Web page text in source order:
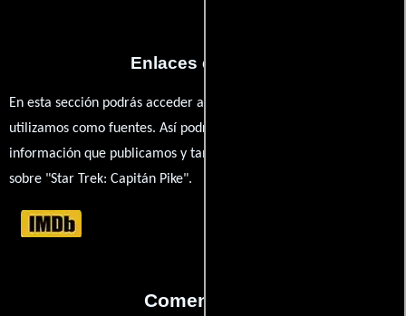
Enlaces externos
En esta sección podrás acceder a los recursos externos que
utilizamos como fuentes. Así podrás chequear toda la
información que publicamos y también ampliar tu conocimiento
sobre "Star Trek: Capitán Pike".
Comentarios